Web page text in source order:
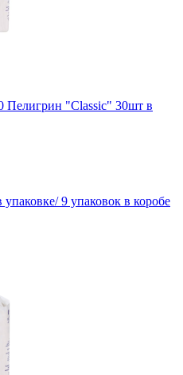
"Classic" 30шт в
9 упаковок в коробе